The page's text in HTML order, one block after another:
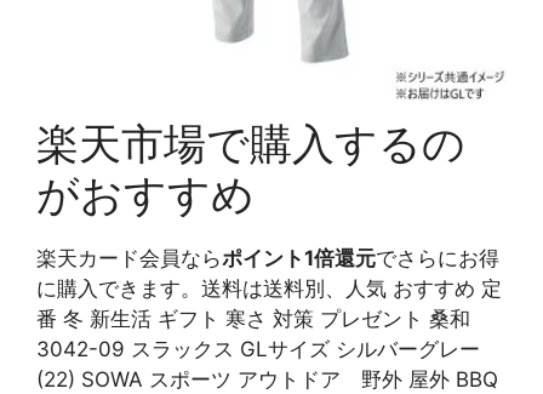
楽天市場で購入するの
がおすすめ
楽天カード会員ならポイント1倍還元でさらにお得
に購入できます。送料は送料別、人気 おすすめ 定
番 冬 新生活 ギフト 寒さ 対策 プレゼント 桑和
3042-09 スラックス GLサイズ シルバーグレー
(22) SOWA スポーツ アウトドア 野外 屋外 BBQ